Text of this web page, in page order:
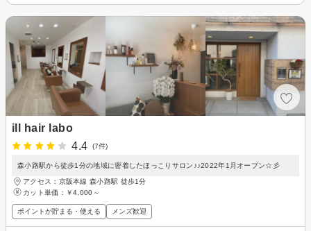
ill hair labo
4.4
(7件)
森小路駅から徒歩1分の地域に密着したほっこりサロン♪♪2022年1月オープン☆彡
アクセス：京阪本線 森小路駅 徒歩1分
カット単価： ￥4,000～
ポイントが貯まる・使える メンズ歓迎